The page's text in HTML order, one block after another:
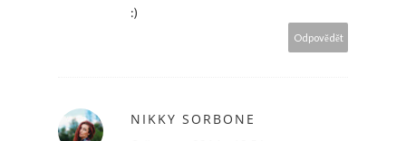
:)
Odpovědět
NIKKY SORBONE